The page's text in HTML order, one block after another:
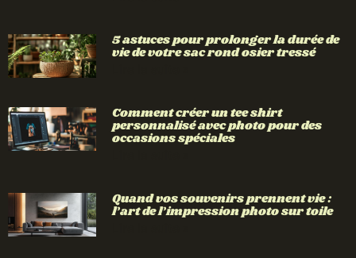
5 astuces pour prolonger la durée de
vie de votre sac rond osier tressé
Comment créer un tee shirt
personnalisé avec photo pour des
occasions spéciales
Quand vos souvenirs prennent vie :
l’art de l’impression photo sur toile